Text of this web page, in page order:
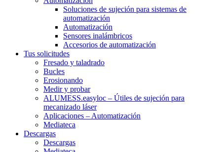
Soluciones de sujeción para sistemas de
automatización
Automatización
Sensores inalámbricos
Accesorios de automatización
Tus solicitudes
Fresado y taladrado
Bucles
Erosionando
Medir y probar
ALUMESS.easyloc – Útiles de sujeción para
mecanizado láser
Aplicaciones – Automatización
Mediateca
Descargas
Descargas